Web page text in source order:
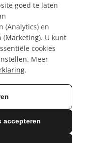
& Recensies
Voorwaarden
/ Klanten
R. Groeneveld
goed te laten
(Analytics) en
U kunt
cookies
Meer
.
accepteren